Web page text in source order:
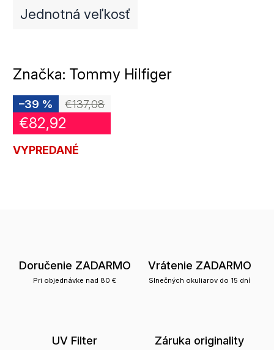
Jednotná veľkosť
Značka: Tommy Hilfiger
€137,08
–39 %
€82,92
VYPREDANÉ
Doručenie ZADARMO
Pri objednávke nad 80 €
Vrátenie ZADARMO
Slnečných okuliarov do 15 dní
UV Filter Záruka originality